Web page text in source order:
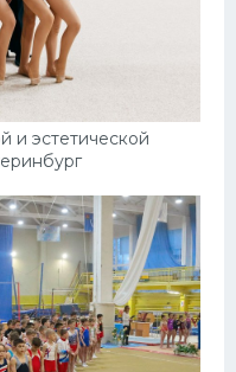
и эстетической